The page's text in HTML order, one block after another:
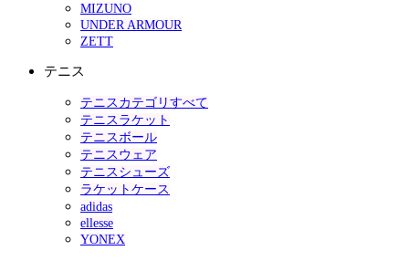
MIZUNO
UNDER ARMOUR
ZETT
テニス
テニスカテゴリすべて
テニスラケット
テニスボール
テニスウェア
テニスシューズ
ラケットケース
adidas
ellesse
YONEX